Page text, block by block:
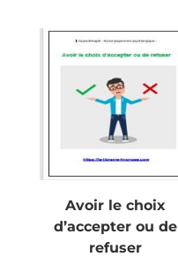
Avoir le choix
d’accepter ou de
refuser